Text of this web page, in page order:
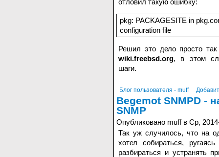
отловил такую ошибку:
pkg: PACKAGESITE in
configuration file
Решил это дело просто
wiki.freebsd.org, в этом
шаги.
Блог пользователя - muff
Begemot SNMPD -
SNMP
Опубликовано muff в Ср,
Так уж случилось, что на
хотел собираться,
разбираться и устранять